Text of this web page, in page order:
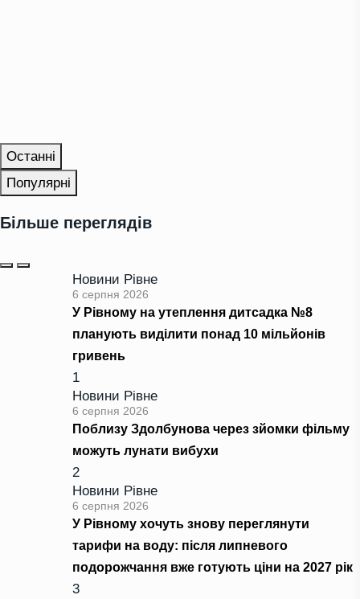
Останні
Популярні
Більше переглядів
Новини Рівне
6 серпня 2026
У Рівному на утеплення дитсадка №8
планують виділити понад 10 мільйонів
гривень
1
Новини Рівне
6 серпня 2026
Поблизу Здолбунова через зйомки фільму
можуть лунати вибухи
2
Новини Рівне
6 серпня 2026
У Рівному хочуть знову переглянути
тарифи на воду: після липневого
подорожчання вже готують ціни на 2027 рік
3